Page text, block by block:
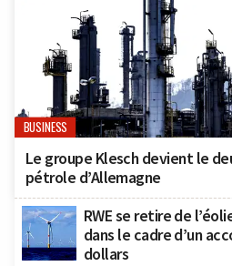
BUSINESS
Le groupe Klesch devient le
pétrole d’Allemagne
RWE se retire de
dans le cadre d’un
dollars